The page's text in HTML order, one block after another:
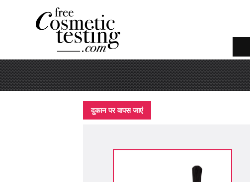
दुकान पर वापस जाएं